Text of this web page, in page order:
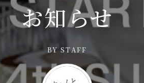
お知らせ
BY STAFF